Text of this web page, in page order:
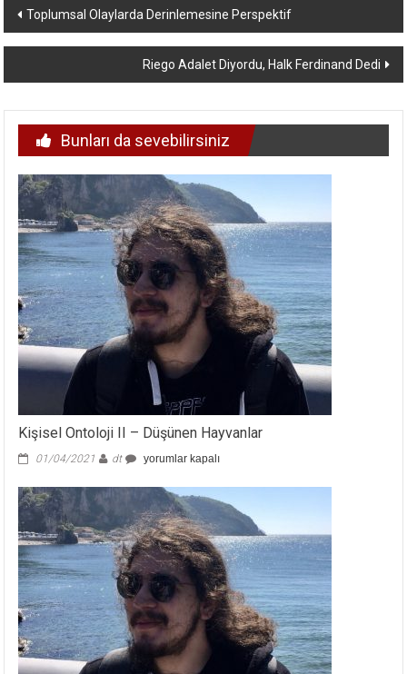
Yazı
dolaşımı
Toplumsal Olaylarda Derinlemesine Perspektif
Riego Adalet Diyordu, Halk Ferdinand Dedi
Bunları da sevebilirsiniz
Kişisel Ontoloji II – Düşünen Hayvanlar
01/04/2021 dt
Kişisel
II
–
Düşünen
Hayvanlar
için
yorumlar kapalı